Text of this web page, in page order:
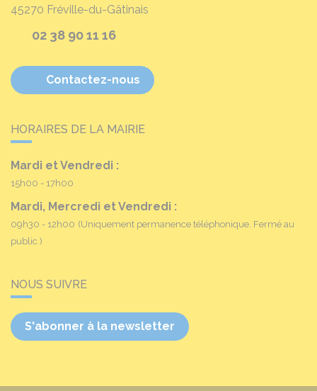
45270 Fréville-du-Gâtinais
02 38 90 11 16
Contactez-nous
HORAIRES DE LA MAIRIE
Mardi et Vendredi :
15h00 - 17h00
Mardi, Mercredi et Vendredi :
09h30 - 12h00 (Uniquement permanence téléphonique. Fermé au
public.)
NOUS SUIVRE
S'abonner à la newsletter